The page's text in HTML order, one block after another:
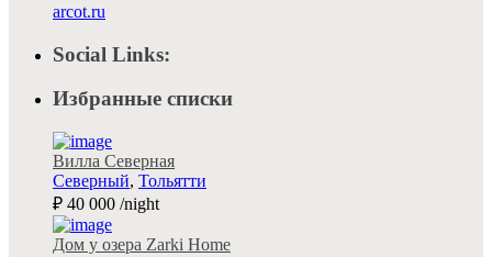
arcot.ru
Social Links:
Избранные списки
Вилла Северная
Северный, Тольятти
₽ 40 000 /night
Дом у озера Zarki Home